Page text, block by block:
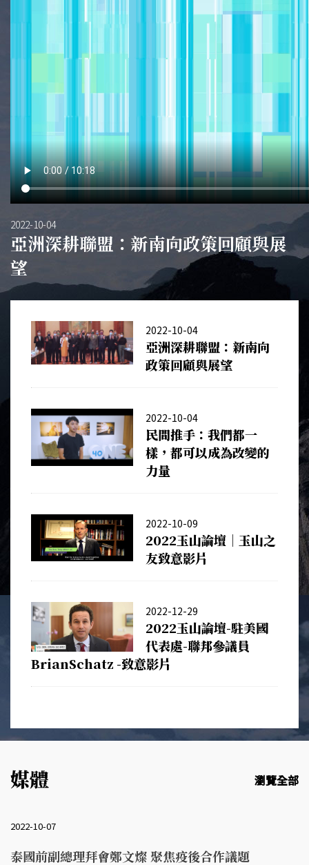
2022-10-04
亞洲深耕聯盟：新南向政策回顧與展
望
2022-10-04
亞洲深耕聯盟：新南向
政策回顧與展望
2022-10-04
民間推手：我們都一
樣，都可以成為改變的
力量
2022-10-09
2022玉山論壇｜玉山之
友致意影片
2022-12-29
2022玉山論壇-駐美國
代表處-聯邦參議員
BrianSchatz -致意影片
媒體 瀏覽全部
2022-10-07
泰國前副總理拜會鄭文燦 聚焦疫後合作議題